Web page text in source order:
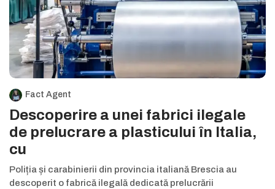
Fact Agent
Descoperire a unei fabrici ilegale
de prelucrare a plasticului în Italia,
cu
Poliția și carabinierii din provincia italiană Brescia au
descoperit o fabrică ilegală dedicată prelucrării